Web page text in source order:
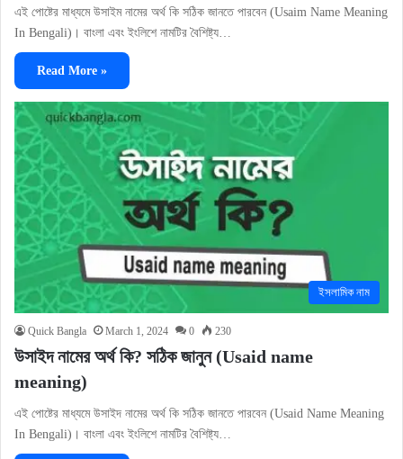
এই পোষ্টের মাধ্যমে উসাইম নামের অর্থ কি সঠিক জানতে পারবেন (Usaim Name Meaning
In Bengali)। বাংলা এবং ইংলিশে নামটির বৈশিষ্ট্য…
Read More »
ইসলামিক নাম
Quick Bangla March 1, 2024 0 230
উসাইদ নামের অর্থ কি? সঠিক জানুন (Usaid name
meaning)
এই পোষ্টের মাধ্যমে উসাইদ নামের অর্থ কি সঠিক জানতে পারবেন (Usaid Name Meaning
In Bengali)। বাংলা এবং ইংলিশে নামটির বৈশিষ্ট্য…